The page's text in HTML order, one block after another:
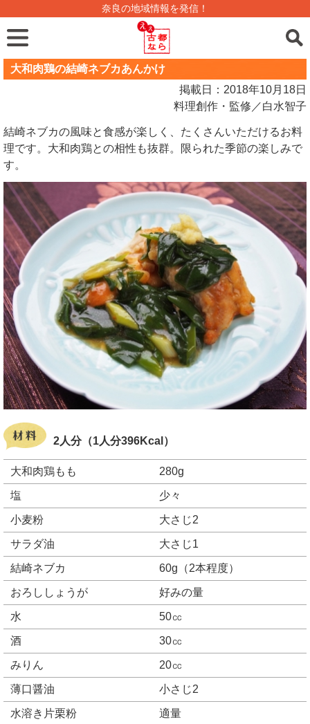
奈良の地域情報を発信！
大和肉鶏の結崎ネブカあんかけ
掲載日：2018年10月18日
料理創作・監修／白水智子
結崎ネブカの風味と食感が楽しく、たくさんいただけるお料
理です。大和肉鶏との相性も抜群。限られた季節の楽しみで
す。
2人分（1人分396Kcal）
大和肉鶏もも 280g
塩 少々
小麦粉 大さじ2
サラダ油 大さじ1
結崎ネブカ 60g（2本程度）
おろししょうが 好みの量
水 50㏄
酒 30㏄
みりん 20㏄
薄口醤油 小さじ2
水溶き片栗粉 適量